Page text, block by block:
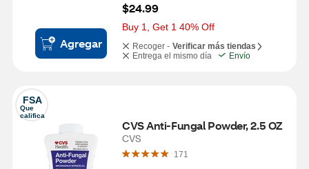
Agregar
$24.99
Buy 1, Get 1 40% Off
Recoger - Verificar más tiendas
Entrega el mismo día
Envío
FSA
Que
califica
CVS Anti-Fungal Powder, 2.5 OZ
CVS
171